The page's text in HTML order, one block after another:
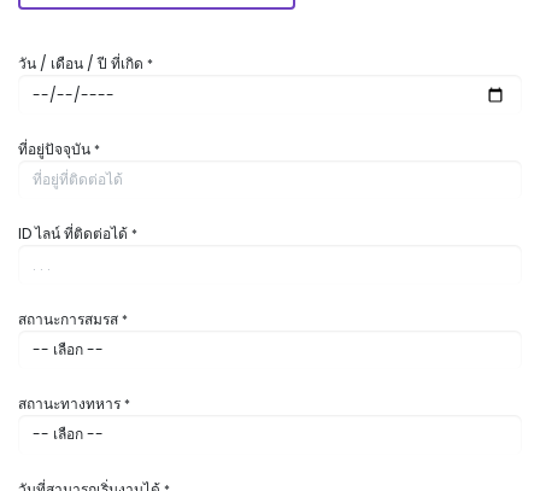
วัน / เดือน / ปี ที่เกิด *
ที่อยู่ปัจจุบัน *
ID ไลน์ ที่ติดต่อได้ *
สถานะการสมรส *
สถานะทางทหาร *